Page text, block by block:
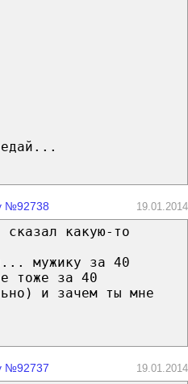
№92738 19.01.2014
какую-то
мужику за 40
тоже за 40
и зачем ты мне
№92737 19.01.2014